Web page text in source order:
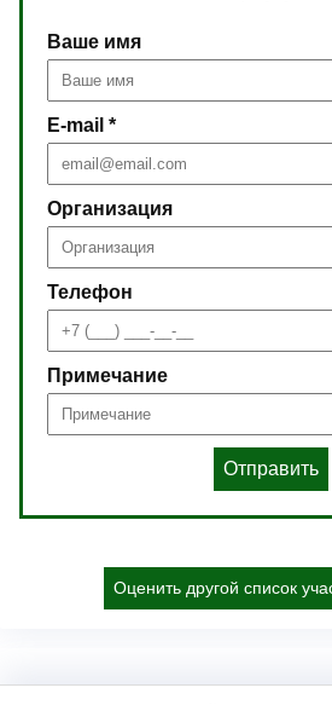
Ваше имя
E-mail *
Организация
Телефон
Примечание
Отправить
Оценить другой список